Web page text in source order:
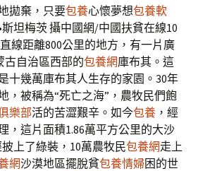
拋棄，只要包養心懷夢想包養軟
斯坦梅茨 攝中國網/中國扶貧在線10
線距離800公里的地方，有一片廣
自治區西部的包養網庫布其。這
十幾萬庫布其人生存的家園。30年
，被稱為“死亡之海”，農牧民們飽
樂部活的苦澀艱辛。如今包養 ，經
，這片面積1.86萬平方公里的大沙
上了綠裝，10萬農牧民包養網走上
網沙漠地區擺脫貧包養情婦困的世